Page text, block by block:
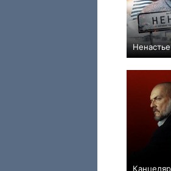
Ненастье
+61